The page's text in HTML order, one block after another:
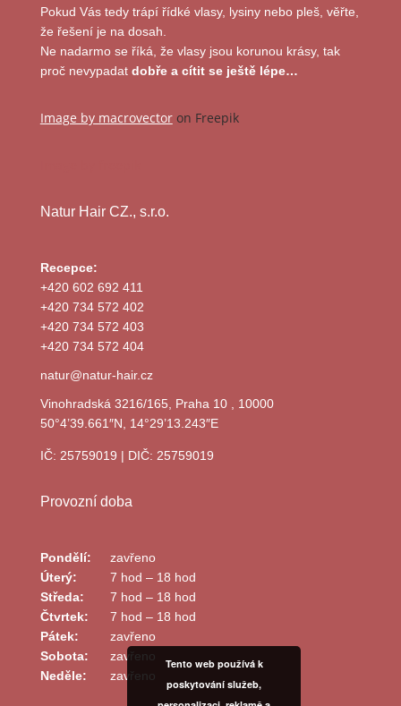
Pokud Vás tedy trápí řídké vlasy, lysiny nebo pleš, věřte,
že řešení je na dosah.
Ne nadarmo se říká, že vlasy jsou korunou krásy, tak
proč nevypadat dobře a cítit se ještě lépe…
Image by macrovectoron Freepik
Natur Hair CZ., s.r.o.
Recepce:
+420 602 692 411
+420 734 572 402
+420 734 572 403
+420 734 572 404
natur@natur-hair.cz
Vinohradská 3216/165, Praha 10 , 10000
50°4’39.661″N, 14°29’13.243″E
IČ: 25759019 | DIČ: 25759019
Provozní doba
Pondělí:
zavřeno
Úterý:
7 hod – 18 hod
Středa:
7 hod – 18 hod
Čtvrtek:
7 hod – 18 hod
Pátek:
zavřeno
Sobota:
zavřeno
Neděle:
zavřeno
Tento web používá k
poskytování služeb,